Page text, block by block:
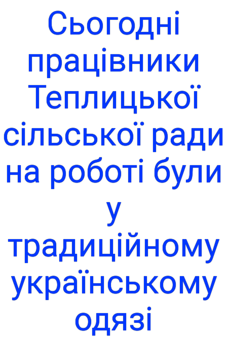
Сьогодні
працівники
Теплицької
сільської ради
на роботі були
у
традиційному
українському
одязі